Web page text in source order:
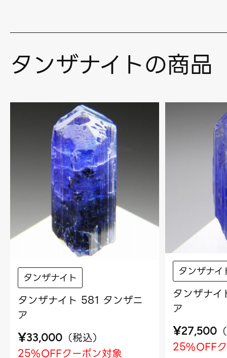
タンザナイトの商品
タンザナイト
タンザナイト 581 タンザニ
ア
¥33,000 （税込）
25%OFFクーポン対象
タンザナイ
タンザナ
ア
¥27,500 （
25%OFF